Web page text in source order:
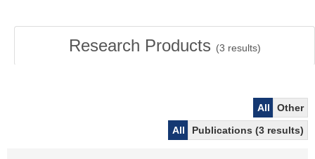
Research Products (3 results)
All
Other
All
Publications (3 results)